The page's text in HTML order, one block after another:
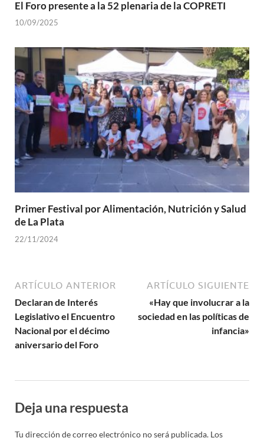
El Foro presente a la 52 plenaria de la COPRETI
10/09/2025
Primer Festival por Alimentación, Nutrición y Salud
de La Plata
22/11/2024
ARTÍCULO ANTERIOR
Declaran de Interés
Legislativo el Encuentro
Nacional por el décimo
aniversario del Foro
ARTÍCULO SIGUIENTE
«Hay que involucrar a la
sociedad en las políticas de
infancia»
Deja una respuesta
Tu dirección de correo electrónico no será publicada. Los